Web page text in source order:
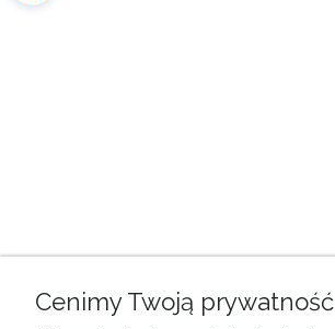
Cenimy Twoją prywatność